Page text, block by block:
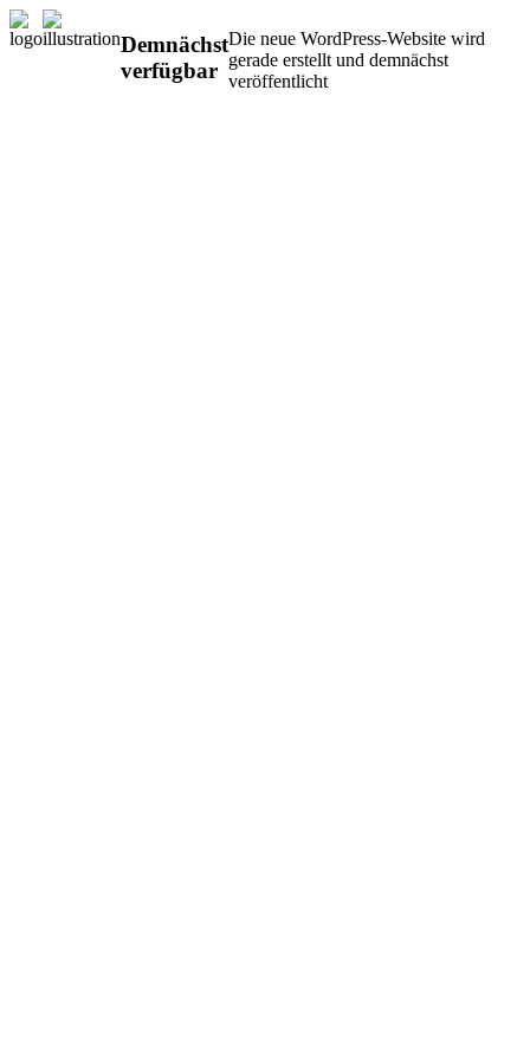
Demnächst
verfügbar
Die neue WordPress-Website wird
gerade erstellt und demnächst
veröffentlicht